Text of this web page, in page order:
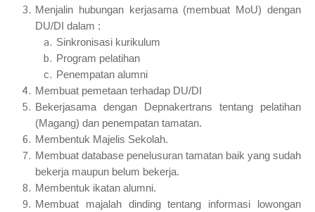
Menjalin hubungan kerjasama (membuat MoU) dengan
DU/DI dalam :
Sinkronisasi kurikulum
Program pelatihan
Penempatan alumni
Membuat pemetaan terhadap DU/DI
Bekerjasama dengan Depnakertrans tentang pelatihan
(Magang) dan penempatan tamatan.
Membentuk Majelis Sekolah.
Membuat database penelusuran tamatan baik yang sudah
bekerja maupun belum bekerja.
Membentuk ikatan alumni.
Membuat majalah dinding tentang informasi lowongan